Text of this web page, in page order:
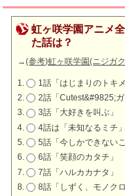
虹ヶ咲学園アニメ
た話は？
→(参考)虹ヶ咲学園(ニジガ
1話「はじまりのトキメ
2話「Cutest&#9825;ガ
3話「大好きを叫ぶ」
4話は「未知なるミチ」
5話「今しかできないこ
6話「笑顔のカタチ」
7話「ハルカカナタ」
8話「しずく、モノクロ